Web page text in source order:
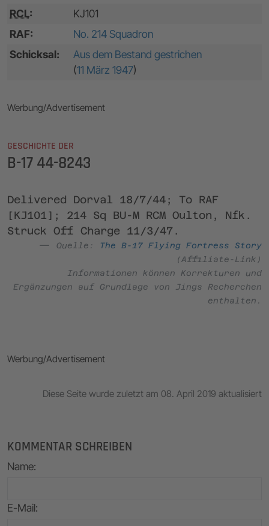
RCL:
KJ101
RAF:
No. 214 Squadron
Schicksal:
Aus dem Bestand gestrichen
(11 März 1947)
Werbung/Advertisement
GESCHICHTE DER
B-17 44-8243
Delivered Dorval 18/7/44; To RAF
[KJ101]; 214 Sq BU-M RCM Oulton, Nfk.
Struck Off Charge 11/3/47.
Quelle:
The B-17 Flying Fortress Story
(Affiliate-Link)
Informationen können Korrekturen und
Ergänzungen auf Grundlage von Jings Recherchen
enthalten.
Werbung/Advertisement
Diese Seite wurde zuletzt am 08. April 2019 aktualisiert
KOMMENTAR SCHREIBEN
Name:
E-Mail: